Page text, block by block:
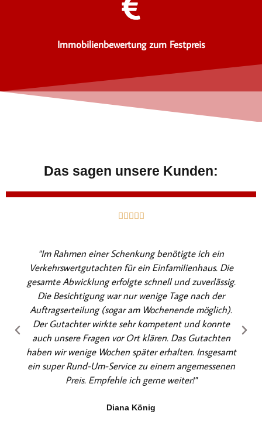
Immobilienbewertung zum Festpreis
Das sagen unsere Kunden:
    B
e
r
t
e
t
m
i
t
5
v
n
"Im Rahmen einer Schenkung benötigte ich ein
Verkehrswertgutachten für ein Einfamilienhaus. Die
gesamte Abwicklung erfolgte schnell und zuverlässig.
Die Besichtigung war nur wenige Tage nach der
Auftragserteilung (sogar am Wochenende möglich).
Der Gutachter wirkte sehr kompetent und konnte
auch unsere Fragen vor Ort klären. Das Gutachten
haben wir wenige Wochen später erhalten. Insgesamt
ein super Rund-Um-Service zu einem angemessenen
Preis. Empfehle ich gerne weiter!"
Diana König